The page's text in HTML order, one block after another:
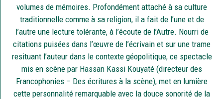
volumes de mémoires. Profondément attaché à sa culture
traditionnelle comme à sa religion, il a fait de l’une et de
l’autre une lecture tolérante, à l’écoute de l’Autre. Nourri de
citations puisées dans l’œuvre de l’écrivain et sur une trame
resituant l’auteur dans le contexte géopolitique, ce spectacle
mis en scène par Hassan Kassi Kouyaté (directeur des
Francophonies – Des écritures à la scène), met en lumière
cette personnalité remarquable avec la douce sonorité de la